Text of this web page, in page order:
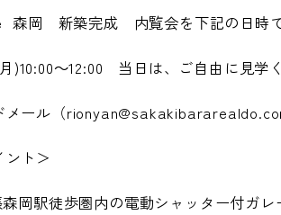
森岡 新築完成 内覧会を下記の日時で
)10:00～12:00 当日は、ご自由に見学
ール（
ント＞
岡駅徒歩圏内の電動シャッター付ガレ